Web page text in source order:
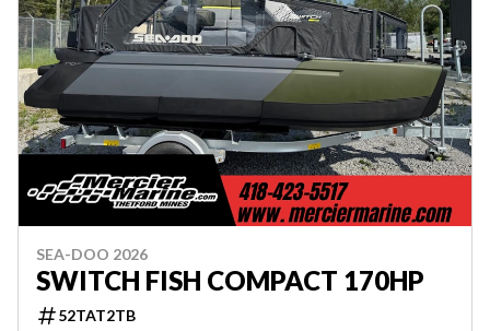
SEA-DOO 2026
SWITCH FISH COMPACT 170HP
52TAT2TB